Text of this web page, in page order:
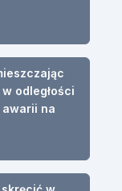
odległości
awarii na